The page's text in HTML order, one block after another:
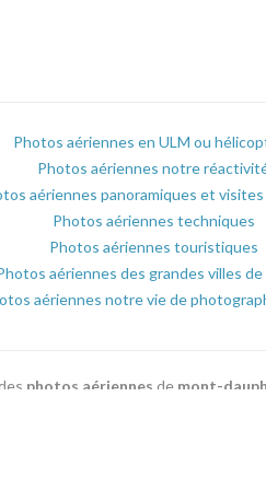
Photos aériennes en ULM ou
Photos aériennes notre
aériennes panoramiques et
Photos aériennes techniques
Photos aériennes touristiques
aériennes des grandes villes de
aériennes notre vie de
photos aériennes de mont-